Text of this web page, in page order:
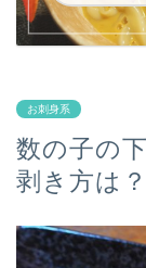
お刺身系
数の子の
剥き方は